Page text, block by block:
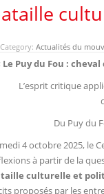
Category: Actualités du
Le Puy du Fou :
L’esprit critique
Du Puy du
4 octobre 2025, le
à partir de la
culturelle et
proposés par les